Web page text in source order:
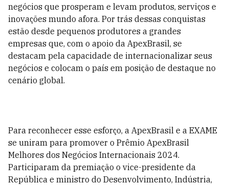
negócios que prosperam e levam produtos, serviços e
inovações mundo afora. Por trás dessas conquistas
estão desde pequenos produtores a grandes
empresas que, com o apoio da ApexBrasil, se
destacam pela capacidade de internacionalizar seus
negócios e colocam o país em posição de destaque no
cenário global.
Para reconhecer esse esforço, a ApexBrasil e a EXAME
se uniram para promover o Prêmio ApexBrasil
Melhores dos Negócios Internacionais 2024.
Participaram da premiação o vice-presidente da
República e ministro do Desenvolvimento, Indústria,